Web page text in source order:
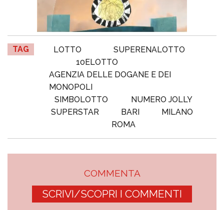
TAG LOTTO
SUPERENALOTTO
10ELOTTO
AGENZIA DELLE DOGANE E DEI
MONOPOLI
SIMBOLOTTO
NUMERO JOLLY
SUPERSTAR
BARI
MILANO
ROMA
COMMENTA
SCRIVI/SCOPRI I COMMENTI